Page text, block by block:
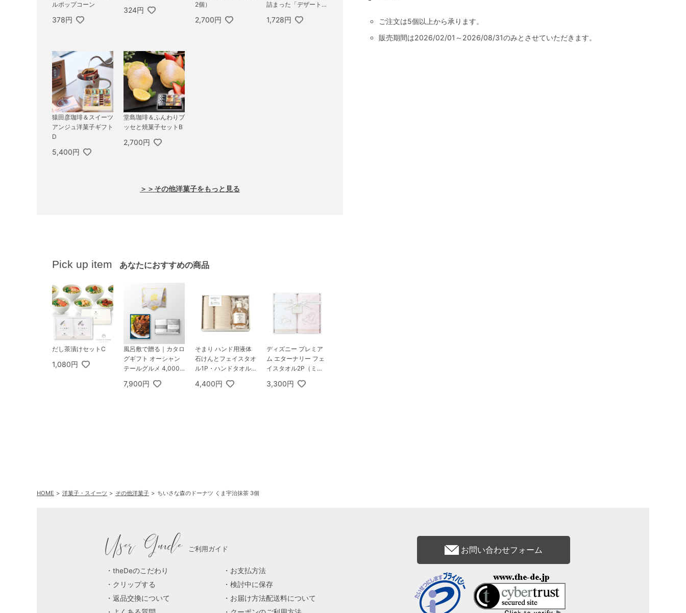
ルポップコーン
378円
324円
2個）
2,700円
詰まった「デザートパ
1,728円
猿田彦珈琲＆スイーツ
アンジュ洋菓子ギフト
D
5,400円
堂島珈琲＆ふんわりブ
ッセと焼菓子セットB
2,700円
＞＞その他洋菓子をもっと見る
Pick up item あなたにおすすめの商品
だし茶漬けセットC
1,080円
風呂敷で贈る｜カタロ
グギフト オーシャン
テールグルメ 4,000
PREMIUM フェイスタ
7,900円
そまり ハンド用液体
石けんとフェイスタオ
ル1P・ハンドタオル1
4,400円
ディズニー プレミア
ム エターナリー フェ
イスタオル2P（ミッ
3,300円
ご注文は5個以上から承ります。
販売期間は2026/02/01～2026/08/31のみとさせていただきます。
HOME 洋菓子・スイーツ その他洋菓子 ちいさな森のドーナツ くま宇治抹茶 3個
User Guide ご利用ガイド
theDeのこだわり
お支払方法
クリップする
検討中に保存
返品交換について
お届け方法配送料について
お問い合わせフォーム